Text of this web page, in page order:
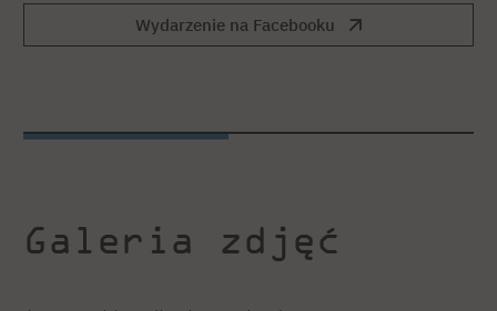
Wydarzenie na Facebooku
Galeria zdjęć